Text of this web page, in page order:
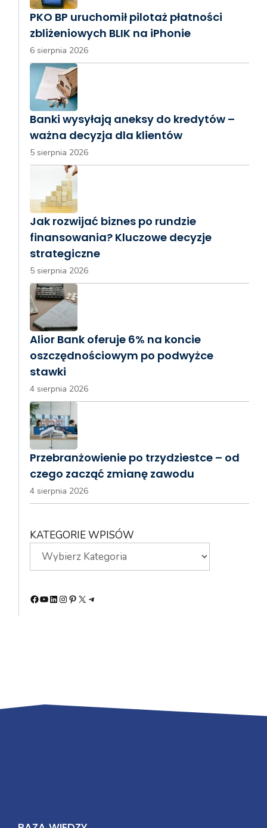
PKO BP uruchomił pilotaż płatności
zbliżeniowych BLIK na iPhonie
6 sierpnia 2026
Banki wysyłają aneksy do kredytów –
ważna decyzja dla klientów
5 sierpnia 2026
Jak rozwijać biznes po rundzie
finansowania? Kluczowe decyzje
strategiczne
5 sierpnia 2026
Alior Bank oferuje 6% na koncie
oszczędnościowym po podwyżce
stawki
4 sierpnia 2026
Przebranżowienie po trzydziestce – od
czego zacząć zmianę zawodu
4 sierpnia 2026
KATEGORIE WPISÓW
Facebook
YouTube
LinkedIn
Instagram
Pinterest
X Telegram